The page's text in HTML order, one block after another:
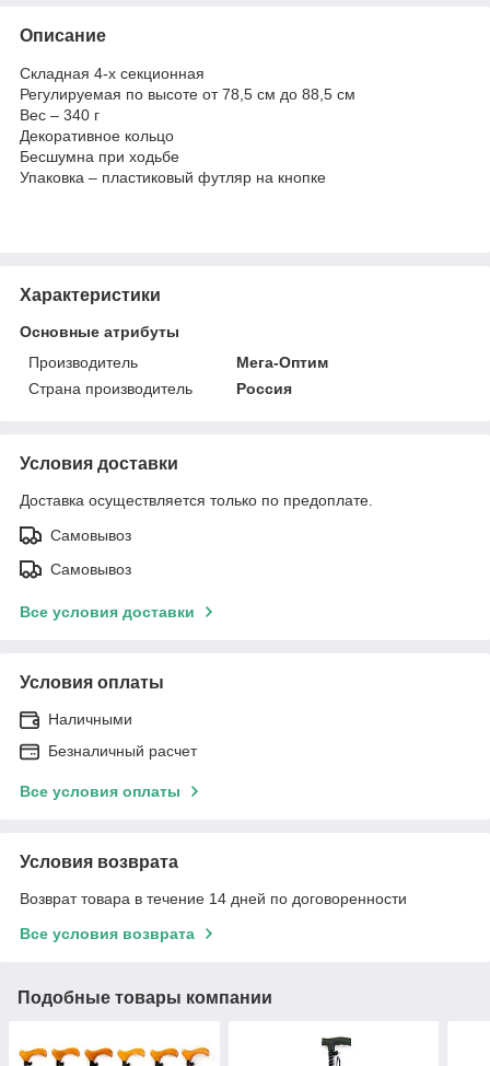
Описание
Cкладная 4-х секционная
Регулируемая по высоте от 78,5 см до 88,5 см
Вес – 340 г
Декоративное кольцо
Бесшумна при ходьбе
Упаковка – пластиковый футляр на кнопке
Характеристики
Основные атрибуты
Производитель
Мега-Оптим
Страна производитель
Россия
Условия доставки
Доставка осуществляется только по предоплате.
Самовывоз
Самовывоз
Все условия доставки
Условия оплаты
Наличными
Безналичный расчет
Все условия оплаты
Условия возврата
Возврат товара в течение 14 дней по договоренности
Все условия возврата
Подобные товары компании